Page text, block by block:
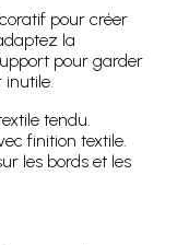
pour créer
la
pour garder
inutile.
tendu.
finition textile.
les bords et les